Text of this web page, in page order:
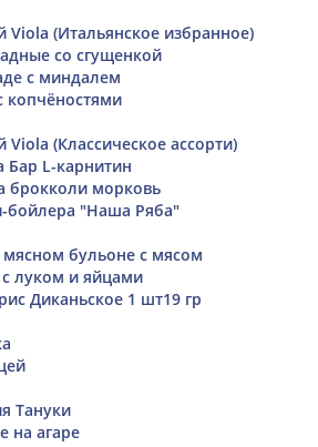
(Итальянское избранное)
со сгущенкой
с миндалем
копчёностями
(Классическое ассорти)
Бар L-карнитин
брокколи морковь
бойлера "Наша Ряба"
бульоне с мясом
луком и яйцами
Диканьское 1 шт19 гр
Тануки
на агаре